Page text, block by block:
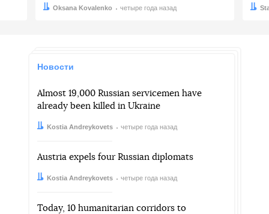
Автор:
Oksana Kovalenko
Дата: четыре года назад Дата:
Новости
Almost 19,000 Russian servicemen have
already been killed in Ukraine
Автор:Kostia Andreykovets
Дата: четыре года назад
Austria expels four Russian diplomats
Автор:Kostia Andreykovets
Дата: четыре года назад
Today, 10 humanitarian corridors to